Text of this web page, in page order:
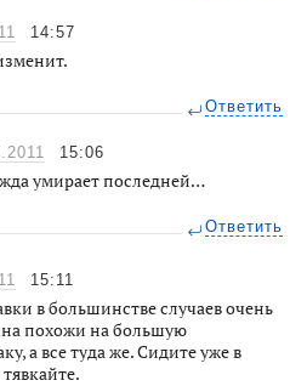
14:57
Ответить
15:06
умирает последней…
Ответить
15:11
в большинстве случаев очень
похожи на большую
а все туда же. Сидите уже в